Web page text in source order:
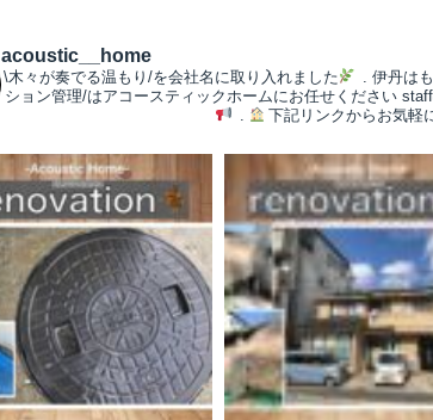
acoustic__home
\木々が奏でる温もり/を会社名に取り入れました . 伊丹は
ション管理/はアコースティックホームにお任せくださいstaff
.
下記リンクからお気軽